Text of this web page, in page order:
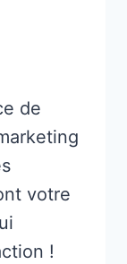
de
votre
!